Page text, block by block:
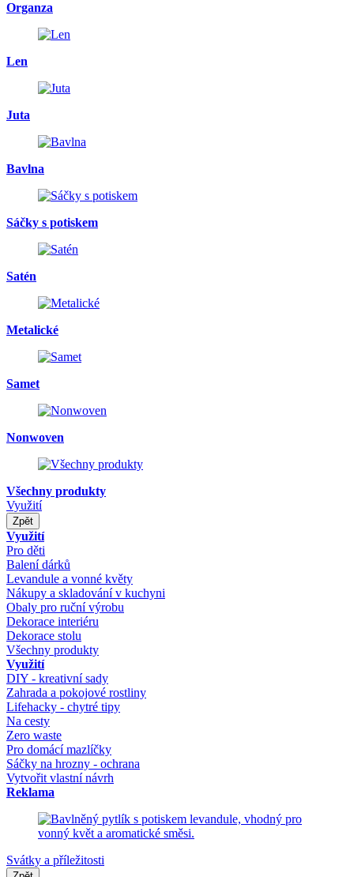
Organza
Len
Juta
Bavlna
Sáčky s potiskem
Satén
Metalické
Samet
Nonwoven
Všechny produkty
Využití
Zpět
Využití
Pro děti
Balení dárků
Levandule a vonné květy
Nákupy a skladování v kuchyni
Obaly pro ruční výrobu
Dekorace interiéru
Dekorace stolu
Všechny produkty
Využití
DIY - kreativní sady
Zahrada a pokojové rostliny
Lifehacky - chytré tipy
Na cesty
Zero waste
Pro domácí mazlíčky
Sáčky na hrozny - ochrana
Vytvořit vlastní návrh
Reklama
Svátky a příležitosti